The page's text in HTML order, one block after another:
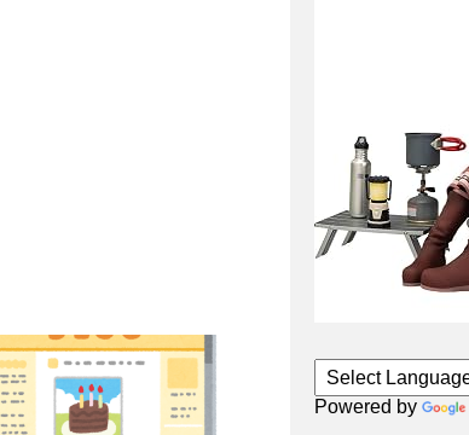
Powered by